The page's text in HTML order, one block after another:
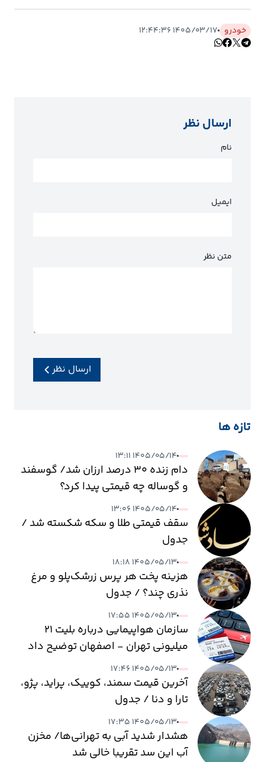
خودرو ۱۴۰۵/۰۳/۱۷ ۱۲:۴۴:۳۶
ارسال نظر
نام
ایمیل
متن نظر
ارسال نظر
تازه ها
۱۴۰۵/۰۵/۱۴ ۱۳:۱۱
دام زنده ۳۰ درصد ارزان شد/ گوسفند
و گوساله چه قیمتی پیدا کرد؟
۱۴۰۵/۰۵/۱۴ ۱۳:۰۶
سقف قیمتی طلا و سکه شکسته شد /
جدول
۱۴۰۵/۰۵/۱۳ ۱۸:۱۸
هزینه پخت هر پرس زرشک‌پلو و مرغ
نذری چند؟ / جدول
۱۴۰۵/۰۵/۱۳ ۱۷:۵۵
سازمان هواپیمایی درباره بلیت ۲۱
میلیونی تهران - اصفهان توضیح داد
۱۴۰۵/۰۵/۱۳ ۱۷:۴۶
آخرین قیمت سمند، کوییک، پراید، پژو،
تارا و دنا / جدول
۱۴۰۵/۰۵/۱۳ ۱۷:۳۵
هشدار شدید آبی به تهرانی‌ها/ مخزن
آب این سد تقریبا خالی شد